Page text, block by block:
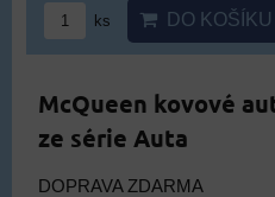
ks DO KOŠÍKU
McQueen kovové
ze série Auta
DOPRAVA ZDARMA